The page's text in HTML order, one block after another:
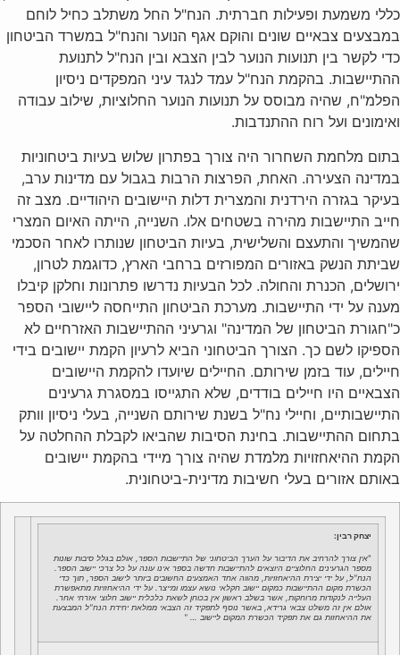
כללי משמעת ופעילות חברתית. הנח"ל החל משתלב כחיל לוחם
במבצעים צבאיים שונים והוקם אגף הנוער והנח"ל במשרד הביטחון
כדי לקשר בין תנועות הנוער לבין הצבא ובין הנח"ל לתנועת
ההתיישבות. בהקמת הנח"ל עמד לנגד עיני המפקדים ניסיון
הפלמ"ח, שהיה מבוסס על תנועות הנוער החלוציות, שילוב עבודה
ואימונים ועל רוח ההתנדבות.
בתום מלחמת השחרור היה צורך בפתרון שלוש בעיות ביטחוניות
במדינה הצעירה. האחת, הפרצות הרבות בגבול עם מדינות ערב,
בעיקר בגזרה הירדנית והמצרית דלות היישובים היהודיים. מצב זה
חייב התיישבות מהירה בשטחים אלו. השנייה, הייתה האיום המצרי
שהמשיך והתעצם והשלישית, בעיות הביטחון שנותרו לאחר הסכמי
שביתת הנשק באזורים המפורזים ברחבי הארץ, כדוגמת לטרון,
ירושלים, הכנרת והחולה. לכל הבעיות נדרשו פתרונות וחלקן קיבלו
מענה על ידי התיישבות‏‏. מערכת הביטחון התייחסה ליישובי הספר
כ"חגורת הביטחון של המדינה" וגרעיני ההתיישבות האזרחיים לא
הספיקו לשם כך. הצורך הביטחוני הביא לרעיון הקמת יישובים בידי
חיילים, עוד בזמן שירותם. החיילים שיועדו להקמת היישובים
הצבאיים היו חיילים בודדים, שלא התגייסו במסגרת גרעינים
התיישבותיים, וחיילי נח"ל בשנת שירותם השנייה, בעלי ניסיון וותק
בתחום ההתיישבות‏‏. בחינת הסיבות שהביאו לקבלת ההחלטה על
הקמת ההיאחזויות מלמדת שהיה צורך מיידי בהקמת יישובים
באותם אזורים בעלי חשיבות מדינית-ביטחונית.
יצחק רבין:
"אין צורך להרחיב את הדיבור על הערך הביטחוני של התיישבות הספר, אולם בגלל סיבות שונות
מספר הגרעינים החלוציים היוצאים להתיישבות חדשה בספר אינו עונה על כל צרכי יישוב הספר.
הנח"ל, על ידי יצירת ההיאחזויות, מהווה אחד האמצעים החשובים ביותר לישוב הספר, תוך כדי
הכשרת מקום ההתיישבות כמקום יישוב חקלאי נושא עצמו ומייצר. על ידי ההיאחזויות מתאפשרת
העלייה לנקודות מרוחקות, אשר בשלב ראשון אין בכוחן לשאת כלכלית יישוב חלוצי אזרחי אחר.
אולם אין זה משלט צבאי גרידא, באשר נוסף לתפקיד זה הצבאי ממלאת יחידת הנח"ל המבצעת
את ההיאחזות גם את תפקיד הכשרת המקום ליישוב … "